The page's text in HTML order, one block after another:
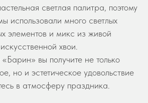
светлая палитра, поэтому
использовали много светлых
элементов и микс из живой
хвои.
вы получите не только
но и эстетическое удовольствие
в атмосферу праздника.